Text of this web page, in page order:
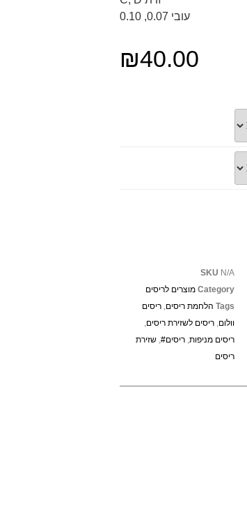
עובי 0.07, 0.10
₪40.00
SKU N/A
Category מוצרים לריסים
Tags הלחמת ריסים, ריסים
וולום, ריסים לשזירת ריסים,
ריסים מניפות, ריסים#, שזירת
ריסים